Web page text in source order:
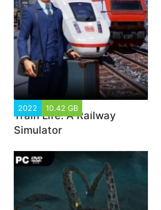
2022 10.42 GB
Train Life: A Railway
Simulator